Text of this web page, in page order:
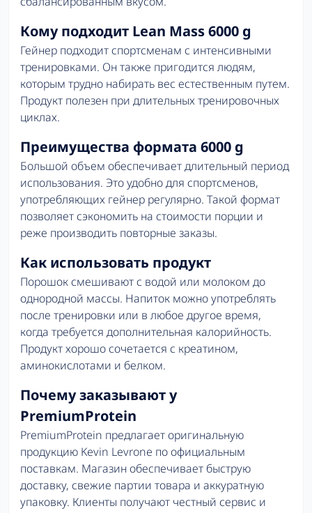
Кому подходит Lean Mass 6000 g
Гейнер подходит спортсменам с интенсивными
тренировками. Он также пригодится людям,
которым трудно набирать вес естественным путем.
Продукт полезен при длительных тренировочных
циклах.
Преимущества формата 6000 g
Большой объем обеспечивает длительный период
использования. Это удобно для спортсменов,
употребляющих гейнер регулярно. Такой формат
позволяет сэкономить на стоимости порции и
реже производить повторные заказы.
Как использовать продукт
Порошок смешивают с водой или молоком до
однородной массы. Напиток можно употреблять
после тренировки или в любое другое время,
когда требуется дополнительная калорийность.
Продукт хорошо сочетается с креатином,
аминокислотами и белком.
Почему заказывают у
PremiumProtein
PremiumProtein предлагает оригинальную
продукцию Kevin Levrone по официальным
поставкам. Магазин обеспечивает быструю
доставку, свежие партии товара и аккуратную
упаковку. Клиенты получают честный сервис и